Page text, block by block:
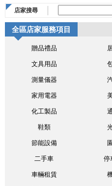
店家搜尋
全區店家服務項目
贈品禮品
文具用品
測量儀器
家用電器
化工製品
鞋類
節能設備
二手車 停
車輛租賃